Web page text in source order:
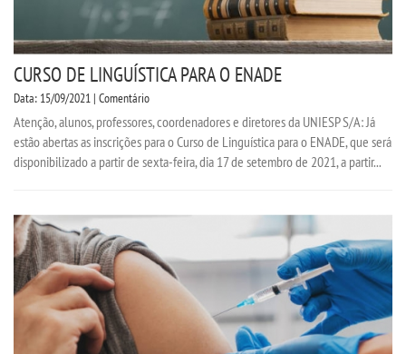
CURSO DE LINGUÍSTICA PARA O ENADE
Data: 15/09/2021 | Comentário
Atenção, alunos, professores, coordenadores e diretores da UNIESP S/A: Já
estão abertas as inscrições para o Curso de Linguística para o ENADE, que será
disponibilizado a partir de sexta-feira, dia 17 de setembro de 2021, a partir...